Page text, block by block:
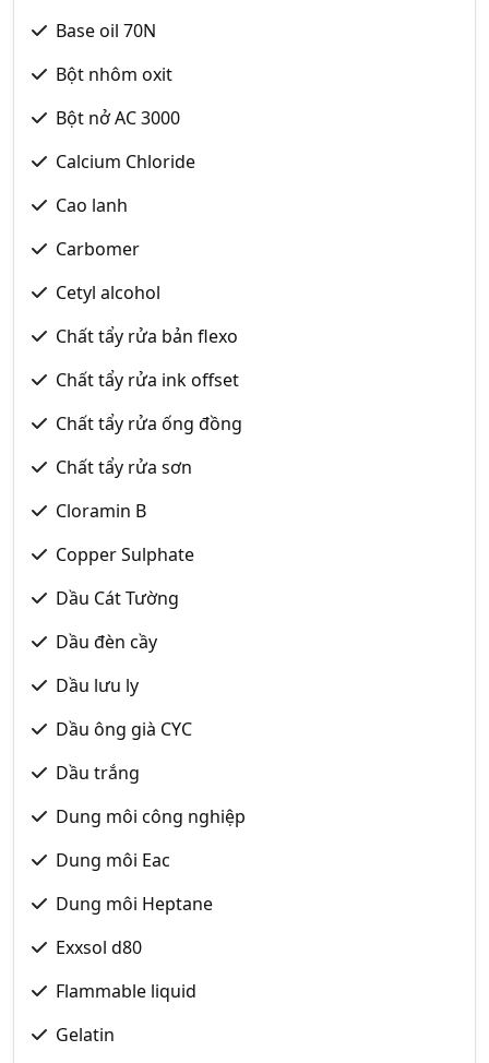
Base oil 70N
Bột nhôm oxit
Bột nở AC 3000
Calcium Chloride
Cao lanh
Carbomer
Cetyl alcohol
Chất tẩy rửa bản flexo
Chất tẩy rửa ink offset
Chất tẩy rửa ống đồng
Chất tẩy rửa sơn
Cloramin B
Copper Sulphate
Dầu Cát Tường
Dầu đèn cầy
Dầu lưu ly
Dầu ông già CYC
Dầu trắng
Dung môi công nghiệp
Dung môi Eac
Dung môi Heptane
Exxsol d80
Flammable liquid
Gelatin